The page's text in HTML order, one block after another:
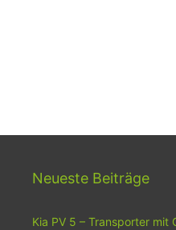
Neueste Beiträge
Kia PV 5 – Transporter mit